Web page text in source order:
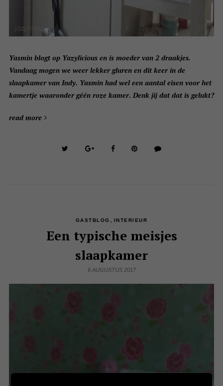
Yasmin blogt op Yazylicious en is moeder van 2 draakjes.
Vandaag mogen we weer lekker gluren en dit keer in de
slaapkamer van Indy. Yasmin had wel een aantal eisen voor het
kamertje waaronder géén roze kamer. Denk jij dat dat is gelukt?
read more
GASTBLOG INTERIEUR
Een typische meisjes
slaapkamer
6 AUGUSTUS 2017